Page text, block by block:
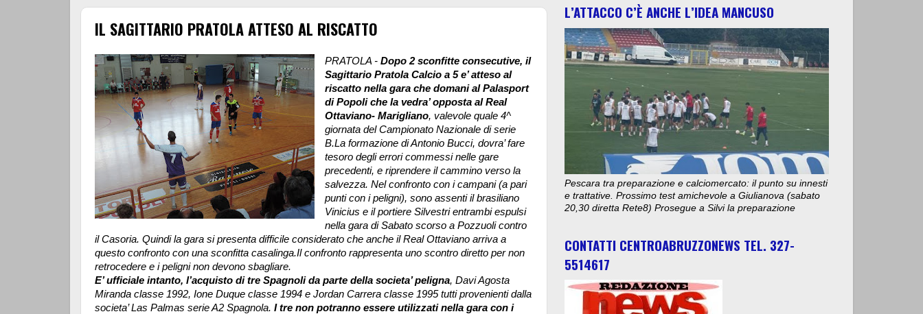
IL SAGITTARIO PRATOLA ATTESO AL RISCATTO
PRATOLA - Dopo 2 sconfitte consecutive, il
Sagittario Pratola Calcio a 5 e’ atteso al
riscatto nella gara che domani al Palasport
di Popoli che la vedra’ opposta al Real
Ottaviano- Marigliano, valevole quale 4^
giornata del Campionato Nazionale di serie
B.La formazione di Antonio Bucci, dovra’ fare
tesoro degli errori commessi nelle gare
precedenti, e riprendere il cammino verso la
salvezza. Nel confronto con i campani (a pari
punti con i peligni), sono assenti il brasiliano
Vinicius e il portiere Silvestri entrambi espulsi
nella gara di Sabato scorso a Pozzuoli contro
il Casoria. Quindi la gara si presenta difficile considerato che anche il Real Ottaviano arriva a
questo confronto con una sconfitta casalinga.Il confronto rappresenta uno scontro diretto per non
retrocedere e i peligni non devono sbagliare.
E’ ufficiale intanto, l’acquisto di tre Spagnoli da parte della societa’ peligna, Davi Agosta
Miranda classe 1992, Ione Duque classe 1994 e Jordan Carrera classe 1995 tutti provenienti dalla
societa’ Las Palmas serie A2 Spagnola. I tre non potranno essere utilizzati nella gara con i
L’ATTACCO C’È ANCHE L’IDEA MANCUSO
Pescara tra preparazione e calciomercato: il punto su innesti
e trattative. Prossimo test amichevole a Giulianova (sabato
20,30 diretta Rete8) Prosegue a Silvi la preparazione
CONTATTI CENTROABRUZZONEWS TEL. 327-
5514617